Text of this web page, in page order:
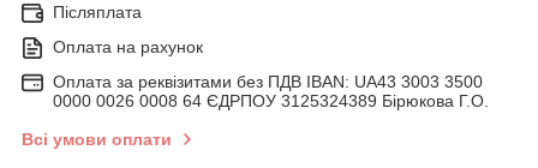
Післяплата
Оплата на рахунок
Оплата за реквізитами без ПДВ IBAN: UA43 3003 3500
0000 0026 0008 64 ЄДРПОУ 3125324389 Бірюкова Г.О.
Всі умови оплати